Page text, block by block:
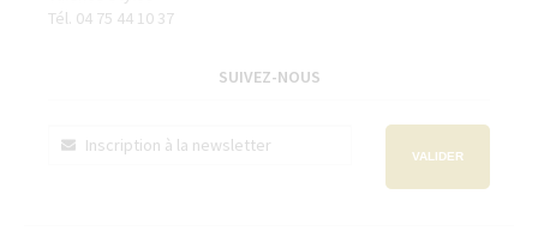
Tél. 04 75 44 10 37
SUIVEZ-NOUS
VALIDER